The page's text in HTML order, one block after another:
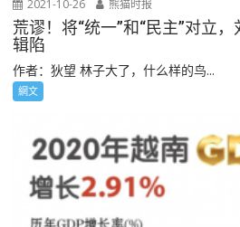
2021-10-26 熊猫时报
荒谬！将“统一”和“民主”对立
辑陷
作者：狄望 林子大了，什么样的鸟...
網文